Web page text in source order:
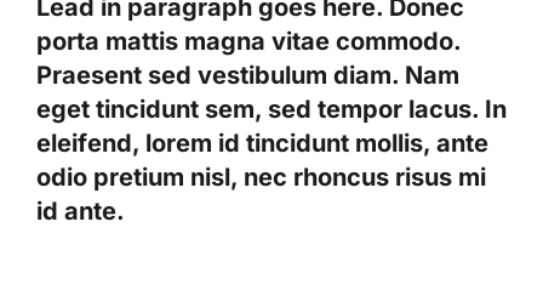
Lead in paragraph goes here. Donec
porta mattis magna vitae commodo.
Praesent sed vestibulum diam. Nam
eget tincidunt sem, sed tempor lacus. In
eleifend, lorem id tincidunt mollis, ante
odio pretium nisl, nec rhoncus risus mi
id ante.